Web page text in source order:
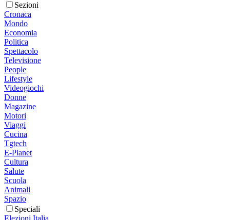
Sezioni
Cronaca
Mondo
Economia
Politica
Spettacolo
Televisione
People
Lifestyle
Videogiochi
Donne
Magazine
Motori
Viaggi
Cucina
Tgtech
E-Planet
Cultura
Salute
Scuola
Animali
Spazio
Speciali
Elezioni Italia